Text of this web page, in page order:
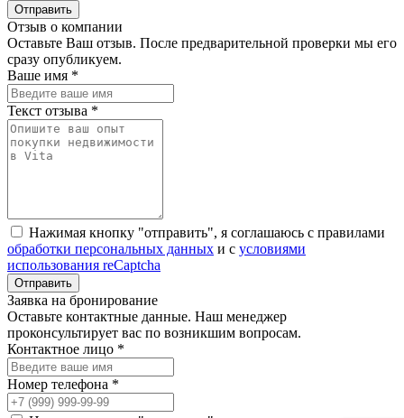
Отзыв о компании
Оставьте Ваш отзыв. После предварительной проверки мы его
сразу опубликуем.
Ваше имя *
Текст отзыва *
Нажимая кнопку "отправить", я соглашаюсь с правилами
обработки персональных данных и с условиями
использования reCaptcha
Заявка на бронирование
Оставьте контактные данные. Наш менеджер
проконсультирует вас по возникшим вопросам.
Контактное лицо *
Номер телефона *